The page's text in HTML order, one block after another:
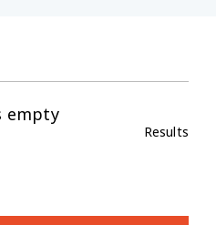
empty
Results